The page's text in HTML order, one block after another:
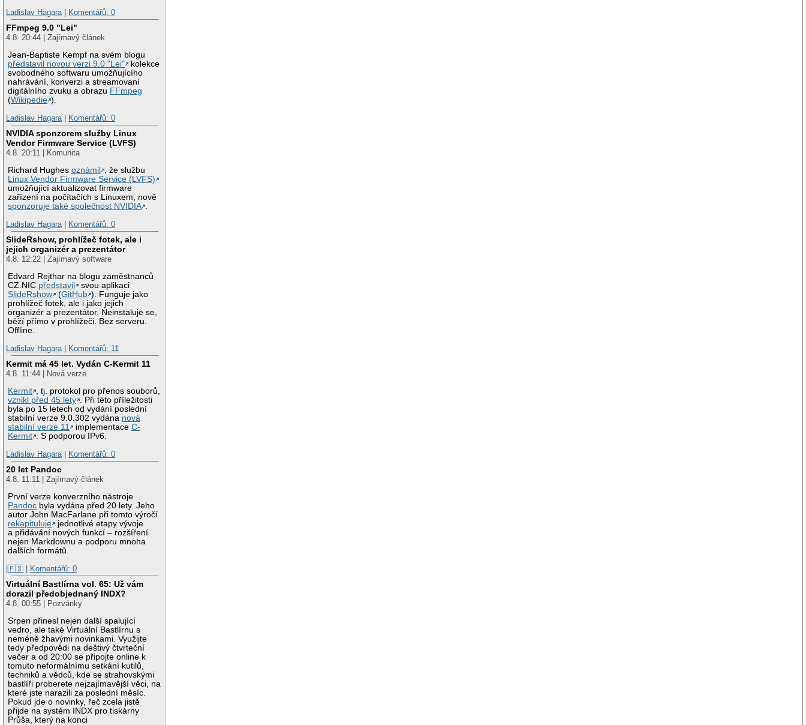
Ladislav Hagara
Komentářů: 0
FFmpeg 9.0 "Lei"
4.8. 20:44 | Zajímavý článek
Jean-Baptiste Kempf na svém blogu
představil novou verzi 9.0 "Lei"
kolekce
svobodného softwaru umožňujícího
nahrávání, konverzi a streamovaní
digitálního zvuku a obrazu FFmpeg
(Wikipedie ).
Ladislav Hagara
Komentářů: 0
NVIDIA sponzorem služby Linux
Vendor Firmware Service (LVFS)
4.8. 20:11 | Komunita
Richard Hughesoznámil
, že službu
Linux Vendor Firmware Service (LVFS)
umožňující aktualizovat firmware
zařízení na počítačích s Linuxem, nově
sponzoruje také společnost NVIDIA .
Ladislav Hagara | Komentářů: 0
SlideRshow, prohlížeč fotek, ale i
jejich organizér a prezentátor
4.8. 12:22 | Zajímavý software
Edvard Rejthar na blogu zaměstnanců
CZ.NIC představil
svou aplikaci
SlideRshow
(GitHub ). Funguje jako
prohlížeč fotek, ale i jako jejich
organizér a prezentátor. Neinstaluje se,
běží přímo v prohlížeči. Bez serveru.
Offline.
Ladislav Hagara | Komentářů: 11
Kermit má 45 let. Vydán C-Kermit 11
4.8. 11:44 | Nová verze
Kermit , tj. protokol pro přenos souborů,
vznikl před 45 lety . Při této příležitosti
byla po 15 letech od vydání poslední
stabilní verze 9.0.302 vydána nová
stabilní verze 11
implementaceC-
Kermit . S podporou IPv6.
Ladislav Hagara | Komentářů: 0
20 let Pandoc
4.8. 11:11 | Zajímavý článek
První verze konverzního nástroje
Pandoc byla vydána před 20 lety. Jeho
autor John MacFarlane při tomto výročí
rekapituluje
jednotlivé etapy vývoje
a přidávání nových funkcí – rozšíření
nejen Markdownu a podporu mnoha
dalších formátů.
|🇵🇸 | Komentářů: 0
Virtuální Bastlírna vol. 65: Už vám
dorazil předobjednaný INDX?
4.8. 00:55 | Pozvánky
Srpen přinesl nejen další spalující
vedro, ale také Virtuální Bastlírnu s
neméně žhavými novinkami. Využijte
tedy předpovědi na deštivý čtvrteční
večer a od 20:00 se připojte online k
tomuto neformálnímu setkání kutilů,
techniků a vědců, kde se strahovskými
bastlíři proberete nejzajímavější věci, na
které jste narazili za poslední měsíc.
Pokud jde o novinky, řeč zcela jistě
přijde na systém INDX pro tiskárny
Průša, který na konci